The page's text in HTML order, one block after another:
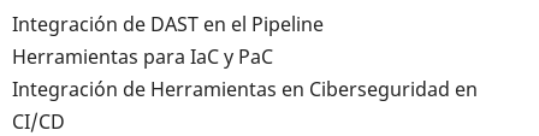
Integración de DAST en el Pipeline
Herramientas para IaC y PaC
Integración de Herramientas en Ciberseguridad en
CI/CD